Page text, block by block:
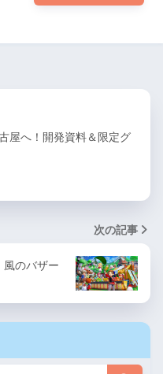
屋へ！開発資料＆限定グ
次の記事
風のバザー